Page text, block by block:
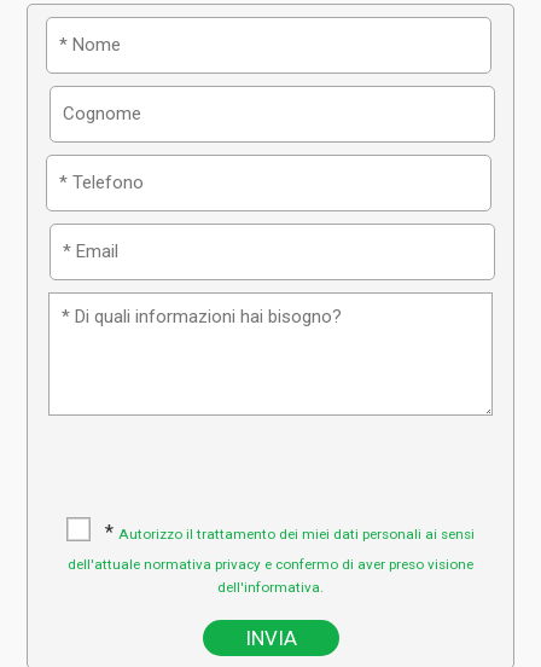
* Autorizzo il trattamento dei miei dati personali ai sensi
dell'attuale normativa privacy e confermo di aver preso visione
dell'informativa.